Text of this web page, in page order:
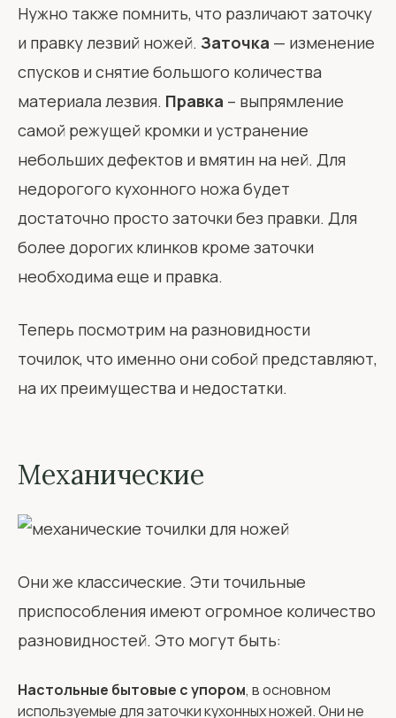
Нужно также помнить, что различают заточку
и правку лезвий ножей. Заточка — изменение
спусков и снятие большого количества
материала лезвия. Правка – выпрямление
самой режущей кромки и устранение
небольших дефектов и вмятин на ней. Для
недорогого кухонного ножа будет
достаточно просто заточки без правки. Для
более дорогих клинков кроме заточки
необходима еще и правка.
Теперь посмотрим на разновидности
точилок, что именно они собой представляют,
на их преимущества и недостатки.
Механические
Они же классические. Эти точильные
приспособления имеют огромное количество
разновидностей. Это могут быть:
Настольные бытовые с упором, в основном
используемые для заточки кухонных ножей. Они не